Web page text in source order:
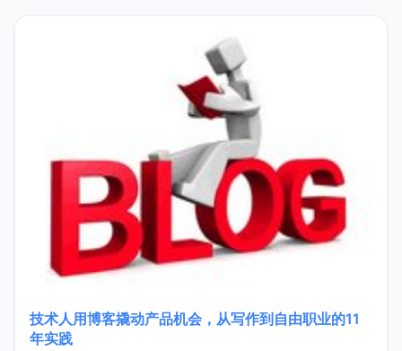
技术人用博客撬动产品机会，从写作到自由职业的11
年实践